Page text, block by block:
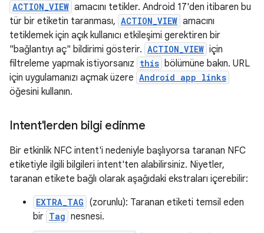
ACTION_VIEW amacını tetikler. Android 17'den itibaren bu
tür bir etiketin taranması, ACTION_VIEW amacını
tetiklemek için açık kullanıcı etkileşimi gerektiren bir
"bağlantıyı aç" bildirimi gösterir. ACTION_VIEW için
filtreleme yapmak istiyorsanız this bölümüne bakın. URL
için uygulamanızı açmak üzere Android app links
öğesini kullanın.
Intent'lerden bilgi edinme
Bir etkinlik NFC intent'i nedeniyle başlıyorsa taranan NFC
etiketiyle ilgili bilgileri intent'ten alabilirsiniz. Niyetler,
taranan etikete bağlı olarak aşağıdaki ekstraları içerebilir:
EXTRA_TAG (zorunlu): Taranan etiketi temsil eden
bir Tag nesnesi.